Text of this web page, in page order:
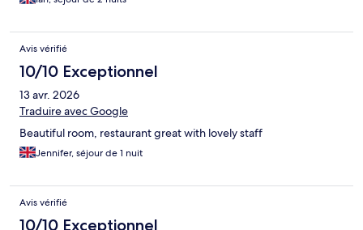
Avis vérifié
10/10 Exceptionnel
13 avr. 2026
Traduire avec Google
Beautiful room, restaurant great with lovely staff
Jennifer, séjour de 1 nuit
Avis vérifié
10/10 Exceptionnel